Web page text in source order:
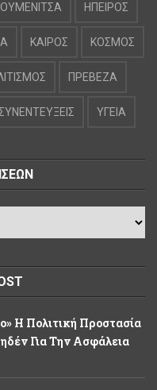
ΗΠΕΙΡΟΣ
ΚΑΙΡΟΣ ΚΟΣΜΟΣ
ΠΡΕΒΕΖΑ
ΥΓΕΙΑ
Η Πολιτική Προστασία
Για Την Ασφάλεια